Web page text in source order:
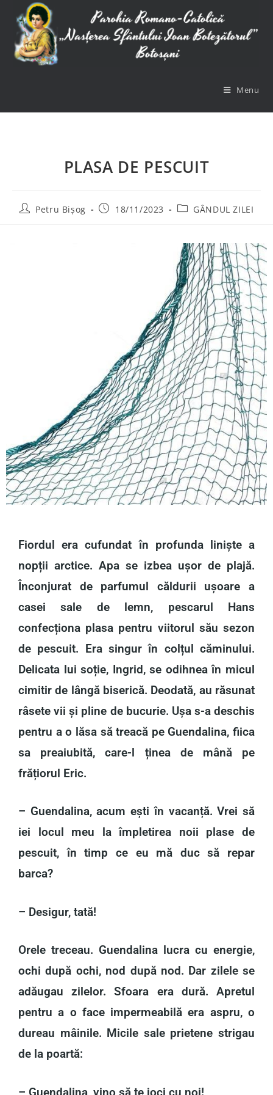
Menu
PLASA DE PESCUIT
Petru Bișog 18/11/2023 GÂNDUL ZILEI
Fiordul era cufundat în profunda liniște a
nopții arctice. Apa se izbea ușor de plajă.
Înconjurat de parfumul căldurii ușoare a
casei sale de lemn, pescarul Hans
confecționa plasa pentru viitorul său sezon
de pescuit. Era singur în colțul căminului.
Delicata lui soție, Ingrid, se odihnea în micul
cimitir de lângă biserică. Deodată, au răsunat
râsete vii și pline de bucurie. Ușa s-a deschis
pentru a o lăsa să treacă pe Guendalina, fiica
sa preaiubită, care-l ținea de mână pe
frățiorul Eric.
– Guendalina, acum ești în vacanță. Vrei să
iei locul meu la împletirea noii plase de
pescuit, în timp ce eu mă duc să repar
barca?
– Desigur, tată!
Orele treceau. Guendalina lucra cu energie,
ochi după ochi, nod după nod. Dar zilele se
adăugau zilelor. Sfoara era dură. Apretul
pentru a o face impermeabilă era aspru, o
dureau mâinile. Micile sale prietene strigau
de la poartă:
– Guendalina, vino să te joci cu noi!